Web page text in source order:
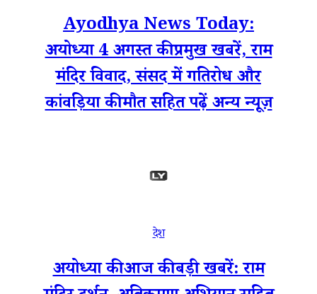
Ayodhya News Today:
अयोध्या 4 अगस्त की प्रमुख खबरें, राम
मंदिर विवाद, संसद में गतिरोध और
कांवड़िया की मौत सहित पढ़ें अन्य न्यूज़
देश
अयोध्या की आज की बड़ी खबरें: राम